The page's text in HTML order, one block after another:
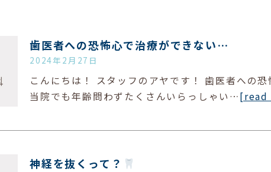
歯医者への恐怖心で治療ができない…
2024年2月27日
こんにちは！ スタッフのアヤです！ 歯医者への
当院でも年齢問わずたくさんいらっしゃい…[read
神経を抜くって？